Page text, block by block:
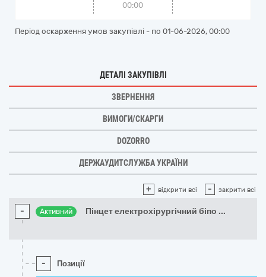
00:00
Період оскарження умов закупівлі - по 01-06-2026, 00:00
ДЕТАЛІ ЗАКУПІВЛІ
ЗВЕРНЕННЯ
ВИМОГИ/СКАРГИ
DOZORRO
ДЕРЖАУДИТСЛУЖБА УКРАЇНИ
+ відкрити всі - закрити всі
- Активний Пінцет електрохірургічний біпо ...
- Позиції